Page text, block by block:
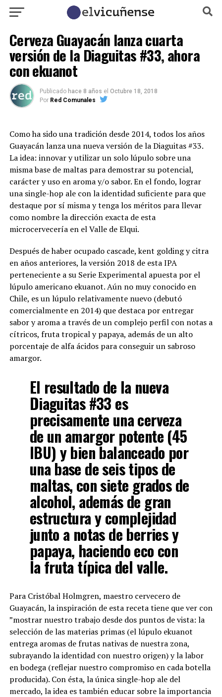
Cerveza Guayacán lanza cuarta
versión de la Diaguitas #33, ahora
con ekuanot
Publicado hace 8 años el Octubre 18, 2018
Por Red Comunales
Como ha sido una tradición desde 2014, todos los años
Guayacán lanza una nueva versión de la Diaguitas #33.
La idea: innovar y utilizar un solo lúpulo sobre una
misma base de maltas para demostrar su potencial,
carácter y uso en aroma y/o sabor. En el fondo, lograr
una single-hop ale con la identidad suficiente para que
destaque por sí misma y tenga los méritos para llevar
como nombre la dirección exacta de esta
microcervecería en el Valle de Elqui.
Después de haber ocupado cascade, kent golding y citra
en años anteriores, la versión 2018 de esta IPA
perteneciente a su Serie Experimental apuesta por el
lúpulo americano ekuanot. Aún no muy conocido en
Chile, es un lúpulo relativamente nuevo (debutó
comercialmente en 2014) que destaca por entregar
sabor y aroma a través de un complejo perfil con notas a
cítricos, fruta tropical y papaya, además de un alto
porcentaje de alfa ácidos para conseguir un sabroso
amargor.
El resultado de la nueva
Diaguitas #33 es
precisamente una cerveza
de un amargor potente (45
IBU) y bien balanceado por
una base de seis tipos de
maltas, con siete grados de
alcohol, además de gran
estructura y complejidad
junto a notas de berries y
papaya, haciendo eco con
la fruta típica del valle.
Para Cristóbal Holmgren, maestro cervecero de
Guayacán, la inspiración de esta receta tiene que ver con
”mostrar nuestro trabajo desde dos puntos de vista: la
selección de las materias primas (el lúpulo ekuanot
entrega aromas de frutas nativas de nuestra zona,
subrayando la identidad con nuestro origen) y la labor
en bodega (reflejar nuestro compromiso en cada botella
producida). Con ésta, la única single-hop ale del
mercado, la idea es también educar sobre la importancia